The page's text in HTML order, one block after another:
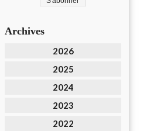
Archives
2026
2025
2024
2023
2022